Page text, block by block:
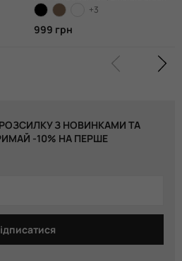
+3
999 грн
З НОВИНКАМИ ТА
-10% НА ПЕРШЕ